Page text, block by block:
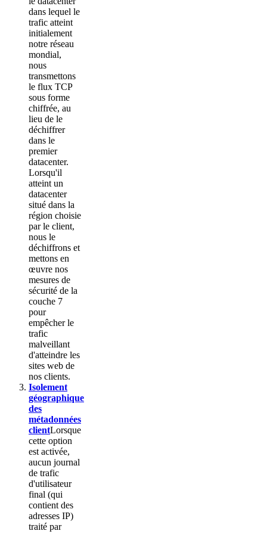
dans lequel le
trafic atteint
initialement
notre réseau
mondial,
nous
transmettons
le flux TCP
sous forme
chiffrée, au
lieu de le
déchiffrer
dans le
premier
datacenter.
Lorsqu'il
atteint un
datacenter
situé dans la
région choisie
par le client,
nous le
déchiffrons et
mettons en
œuvre nos
mesures de
sécurité de la
couche 7
pour
empêcher le
trafic
malveillant
d'atteindre les
sites web de
nos clients.
Isolement
géographique
des
métadonnées
clientLorsque
cette option
est activée,
aucun journal
de trafic
d'utilisateur
final (qui
contient des
adresses IP)
traité par